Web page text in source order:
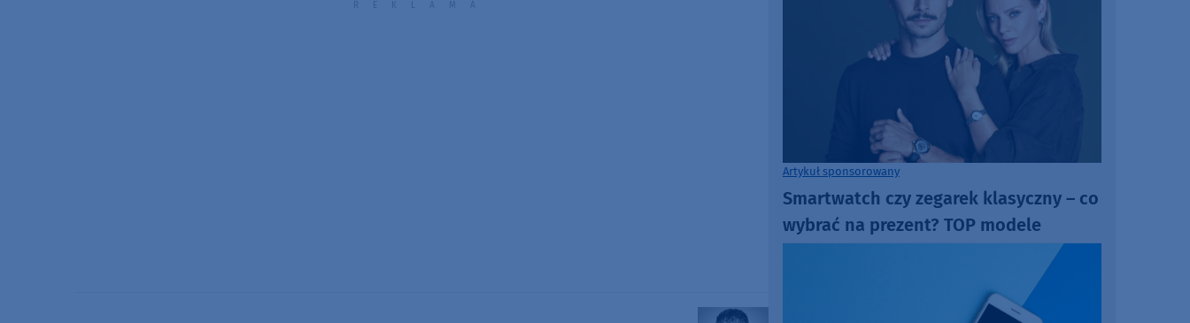
Artykuł sponsorowany
Smartwatch czy zegarek klasyczny – co
wybrać na prezent? TOP modele